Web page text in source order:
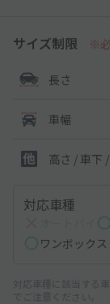
サイズ制限 ※
長さ
車幅
高さ / 車下
対応車種
ワンボックス
対応車種に該当する
でご注意ください。